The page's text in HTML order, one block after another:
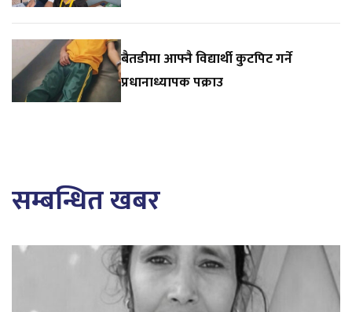
बैतडीमा आफ्नै विद्यार्थी कुटपिट गर्ने
प्रधानाध्यापक पक्राउ
सम्बन्धित खबर